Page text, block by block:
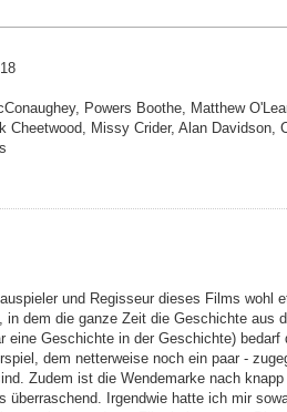
Powers Boothe, Matthew
Cheetwood, Missy Crider, Alan Davidson,
und Regisseur dieses Films wohl
in dem die ganze Zeit die Geschichte aus
eine Geschichte in der Geschichte) bedarf
dem netterweise noch ein paar -
Zudem ist die Wendemarke nach knapp
überraschend. Irgendwie hatte ich mir